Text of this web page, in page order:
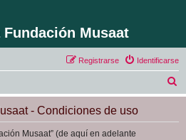
Musaat
Identificarse
Registrarse
u
- Condiciones de uso
Musaat” (de aquí en adelante